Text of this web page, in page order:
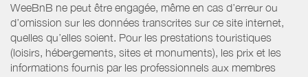
WeeBnB ne peut être engagée, même en cas d’erreur ou
d’omission sur les données transcrites sur ce site internet,
quelles qu’elles soient. Pour les prestations touristiques
(loisirs, hébergements, sites et monuments), les prix et les
informations fournis par les professionnels aux membres